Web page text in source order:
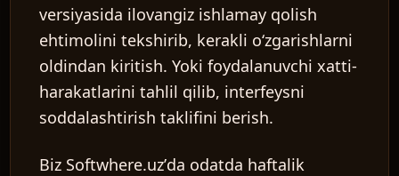
versiyasida ilovangiz ishlamay qolish
ehtimolini tekshirib, kerakli oʻzgarishlarni
oldindan kiritish. Yoki foydalanuvchi xatti-
harakatlarini tahlil qilib, interfeysni
soddalashtirish taklifini berish.
Biz Softwhere.uzʼda odatda haftalik